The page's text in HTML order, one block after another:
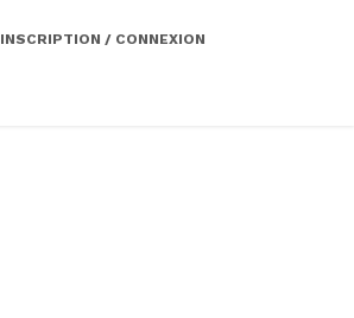
INSCRIPTION / CONNEXION